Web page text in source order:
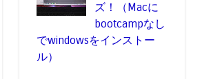
ズ！（Macに
bootcampなし
でwindowsをインストー
ル）